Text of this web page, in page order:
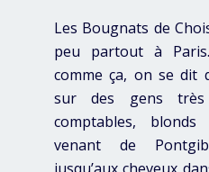
Les Bougnats de
peu partout à
comme ça, on se dit
sur des gens très
comptables,
venant de